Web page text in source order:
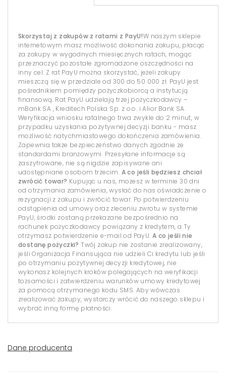
Skorzystaj z zakupów z ratami z PayU!W naszym sklepie
internetowym masz możliwość dokonania zakupu, płacąc
za zakupy w wygodnych miesięcznych ratach, mogąc
przeznaczyć pozostałe zgromadzone oszczędności na
inny cel. Z rat PayU można skorzystać, jeżeli zakupy
mieszczą się w przedziale od 300 do 50 000 zł. PayU jest
pośrednikiem pomiędzy pożyczkobiorcą a instytucją
finansową. Rat PayU udzielają trzej pożyczkodawcy –
mBank SA , Kreditech Polska Sp. z o.o. i Alior Bank SA.
Weryfikacja wniosku ratalnego trwa zwykle do 2 minut, w
przypadku uzyskania pozytywnej decyzji banku - masz
możliwość natychmiastowego dokończenia zamówienia.
Zapewnia także bezpieczeństwo danych zgodnie ze
standardami branżowymi. Przesyłane informacje są
zaszyfrowane, nie są nigdzie zapisywane ani
udostępniane osobom trzecim. A co jeśli będziesz chciał
zwrócić towar? Kupując u nas, możesz w terminie 30 dni
od otrzymania zamówienia, wysłać do nas oświadczenie o
rezygnacji z zakupu i zwrócić towar. Po potwierdzeniu
odstąpienia od umowy oraz zleceniu zwrotu w systemie
PayU, środki zostaną przekazane bezpośrednio na
rachunek pożyczkodawcy powiązany z kredytem, a Ty
otrzymasz potwierdzenie e-mail od PayU. A co jeśli nie
dostanę pożyczki? Twój zakup nie zostanie zrealizowany,
jeśli Organizacja Finansująca nie udzieli Ci kredytu lub jeśli
po otrzymaniu pozytywnej decyzji kredytowej, nie
wykonasz kolejnych kroków polegających na weryfikacji
tożsamości i zatwierdzeniu warunków umowy kredytowej
za pomocą otrzymanego kodu SMS. Aby wówczas
zrealizować zakupy, wystarczy wrócić do naszego sklepu i
wybrać inną formę płatności.
Dane producenta